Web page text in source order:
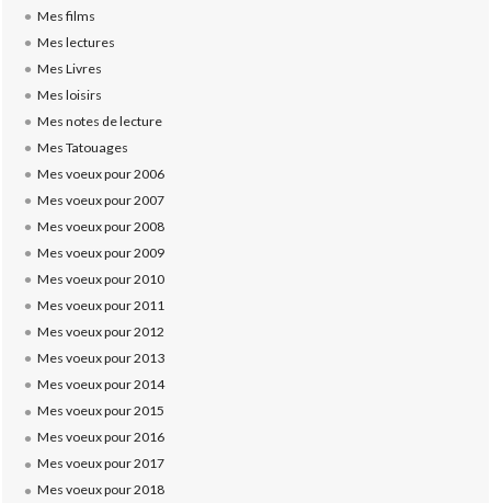
Mes films
Mes lectures
Mes Livres
Mes loisirs
Mes notes de lecture
Mes Tatouages
Mes voeux pour 2006
Mes voeux pour 2007
Mes voeux pour 2008
Mes voeux pour 2009
Mes voeux pour 2010
Mes voeux pour 2011
Mes voeux pour 2012
Mes voeux pour 2013
Mes voeux pour 2014
Mes voeux pour 2015
Mes voeux pour 2016
Mes voeux pour 2017
Mes voeux pour 2018